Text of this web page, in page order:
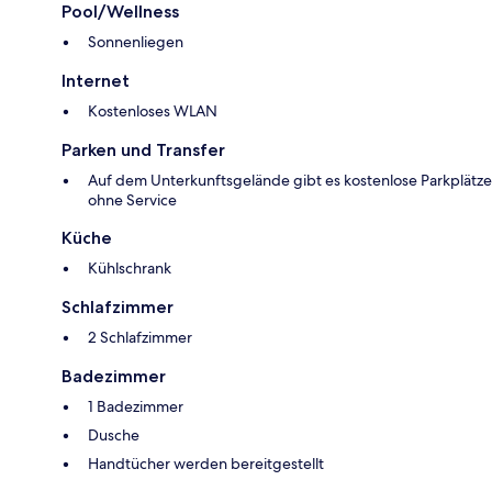
Pool/Wellness
Sonnenliegen
Internet
Kostenloses WLAN
Parken und Transfer
Auf dem Unterkunftsgelände gibt es kostenlose Parkplätze
ohne Service
Küche
Kühlschrank
Schlafzimmer
2 Schlafzimmer
Badezimmer
1 Badezimmer
Dusche
Handtücher werden bereitgestellt